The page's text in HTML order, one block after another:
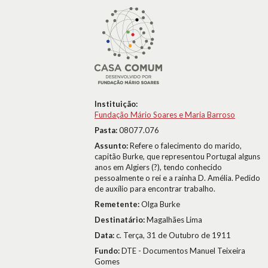
Instituição:
Fundação Mário Soares e Maria Barroso
Pasta:08077.076
Assunto:Refere o falecimento do marido,
capitão Burke, que representou Portugal alguns
anos em Algiers (?), tendo conhecido
pessoalmente o rei e a rainha D. Amélia. Pedido
de auxílio para encontrar trabalho.
Remetente:Olga Burke
Destinatário:Magalhães Lima
Data:c. Terça, 31 de Outubro de 1911
Fundo:DTE - Documentos Manuel Teixeira
Gomes